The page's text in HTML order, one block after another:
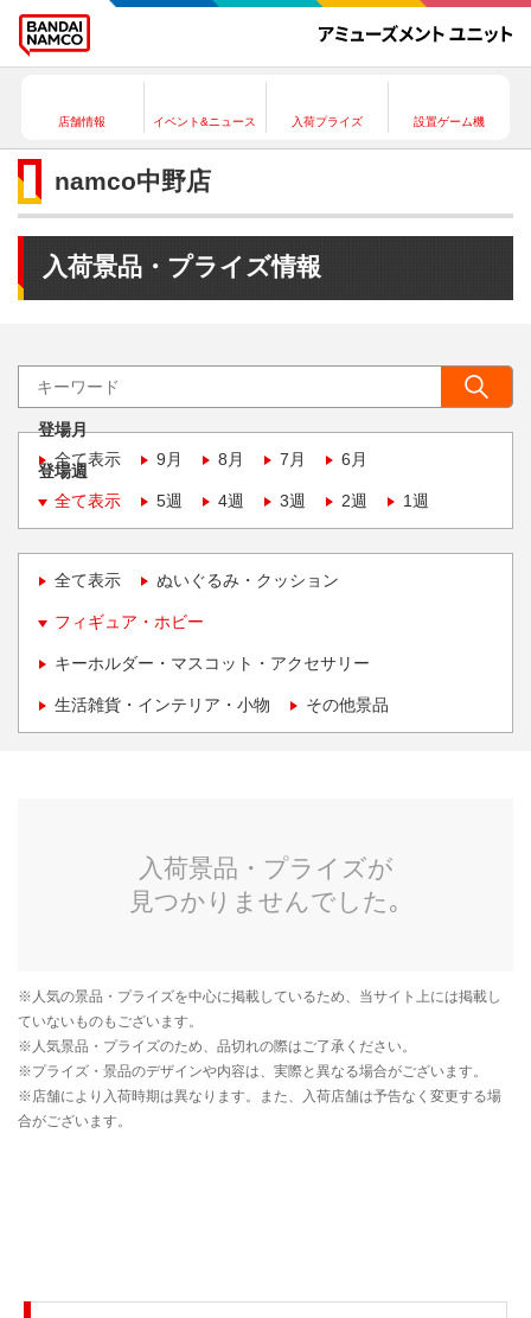
店舗情報 イベント&ニュース 入荷プライズ 設置ゲーム機
namco中野店
入荷景品・プライズ情報
登場月
全て表示
9月 8月 7月 6月
登場週
全て表示
5週 4週 3週 2週 1週
全て表示 ぬいぐるみ・クッション
フィギュア・ホビー
キーホルダー・マスコット・アクセサリー
生活雑貨・インテリア・小物 その他景品